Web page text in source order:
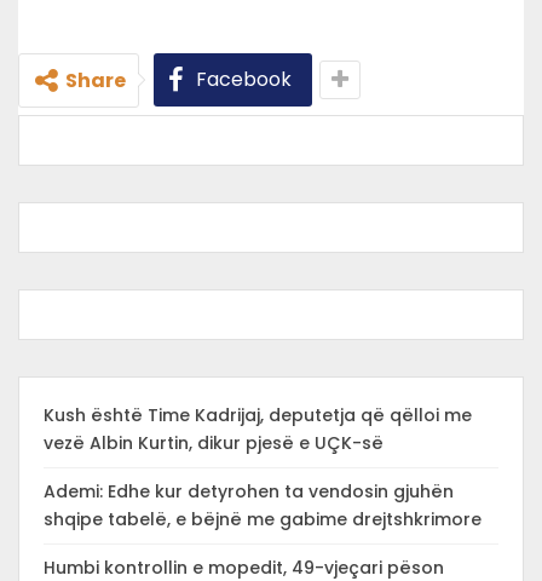
Share Facebook
Kush është Time Kadrijaj, deputetja që qëlloi me
vezë Albin Kurtin, dikur pjesë e UÇK-së
Ademi: Edhe kur detyrohen ta vendosin gjuhën
shqipe tabelë, e bëjnë me gabime drejtshkrimore
Humbi kontrollin e mopedit, 49-vjeçari pëson